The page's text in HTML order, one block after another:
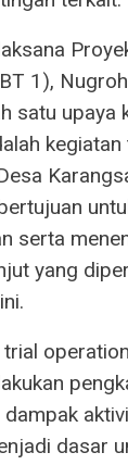
1),
satu upaya
serta
yang
dasar